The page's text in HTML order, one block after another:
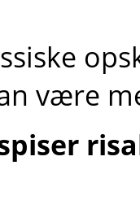
være